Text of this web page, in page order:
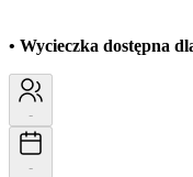
• Wycieczka dostępna
-
-